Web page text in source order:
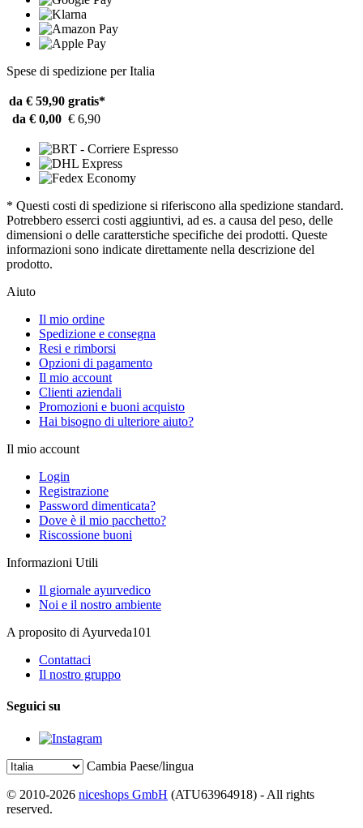
Spese di spedizione per Italia
da € 59,90 gratis*
da € 0,00 € 6,90
* Questi costi di spedizione si riferiscono alla spedizione standard.
Potrebbero esserci costi aggiuntivi, ad es. a causa del peso, delle
dimensioni o delle caratterstiche specifiche dei prodotti. Queste
informazioni sono indicate direttamente nella descrizione del
prodotto.
Aiuto
Il mio ordine
Spedizione e consegna
Resi e rimborsi
Opzioni di pagamento
Il mio account
Clienti aziendali
Promozioni e buoni acquisto
Hai bisogno di ulteriore aiuto?
Il mio account
Login
Registrazione
Password dimenticata?
Dove è il mio pacchetto?
Riscossione buoni
Informazioni Utili
Il giornale ayurvedico
Noi e il nostro ambiente
A proposito di Ayurveda101
Contattaci
Il nostro gruppo
Seguici su
Cambia Paese/lingua
© 2010-2026 niceshops GmbH (ATU63964918) - All rights
reserved.